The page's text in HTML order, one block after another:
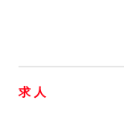
求 人